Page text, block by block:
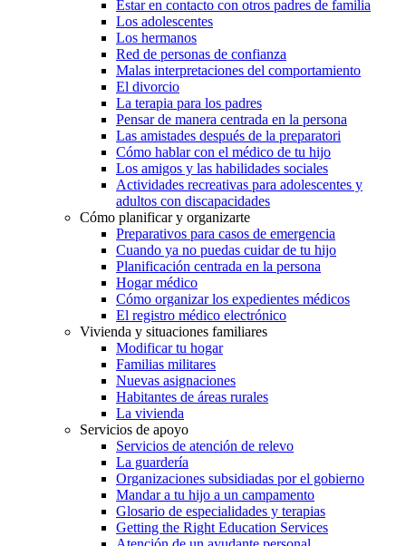
Estar en contacto con otros padres de familia
Los adolescentes
Los hermanos
Red de personas de confianza
Malas interpretaciones del comportamiento
El divorcio
La terapia para los padres
Pensar de manera centrada en la persona
Las amistades después de la preparatori
Cómo hablar con el médico de tu hijo
Los amigos y las habilidades sociales
Actividades recreativas para adolescentes y
adultos con discapacidades
Cómo planificar y organizarte
Preparativos para casos de emergencia
Cuando ya no puedas cuidar de tu hijo
Planificación centrada en la persona
Hogar médico
Cómo organizar los expedientes médicos
El registro médico electrónico
Vivienda y situaciones familiares
Modificar tu hogar
Familias militares
Nuevas asignaciones
Habitantes de áreas rurales
La vivienda
Servicios de apoyo
Servicios de atención de relevo
La guardería
Organizaciones subsidiadas por el gobierno
Mandar a tu hijo a un campamento
Glosario de especialidades y terapias
Getting the Right Education Services